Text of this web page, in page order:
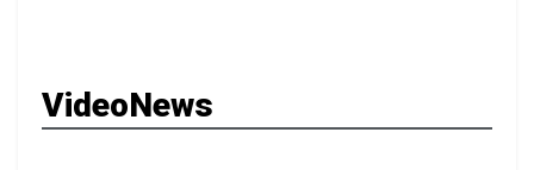
VideoNews